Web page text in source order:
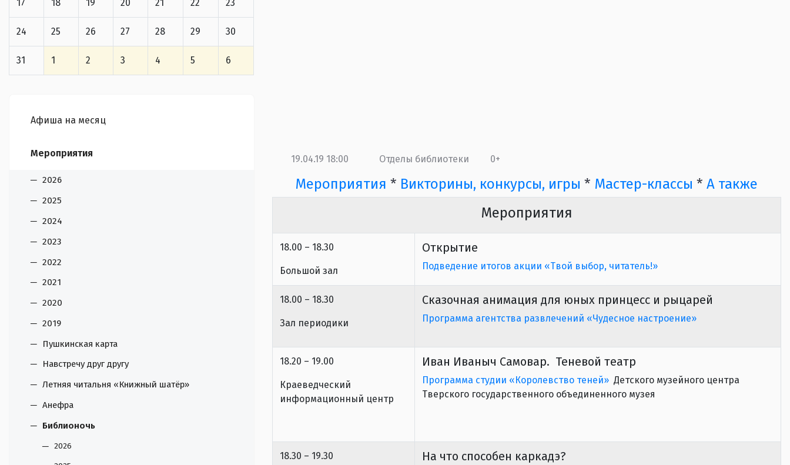
17 18 19 20 21 22 23
24 25 26 27 28 29 30
31 1 2 3 4 5 6
Афиша на месяц
Мероприятия
2026
2025
2024
2023
2022
2021
2020
2019
Пушкинская карта
Навстречу друг другу
Летняя читальня «Книжный шатёр»
Анефра
Библионочь
2026
19.04.19 18:00 Отделы библиотеки 0+
Мероприятия * Викторины, конкурсы, игры * Мастер-классы *А также
Мероприятия
18.00 – 18.30
Большой зал
Открытие
Подведение итогов акции «Твой выбор, читатель!»
18.00 – 18.30
Зал периодики
Сказочная анимация для юных принцесс и рыцарей
Программа агентства развлечений «Чудесное настроение»
18.20 – 19.00
Краеведческий
информационный центр
Иван Иваныч Самовар. Теневой театр
Программа студии «Королевство теней»Детского музейного центра
Тверского государственного объединенного музея
18.30 – 19.30 На что способен каркадэ?